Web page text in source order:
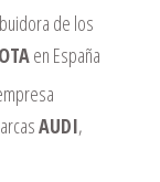
de los
en España
AUDI,